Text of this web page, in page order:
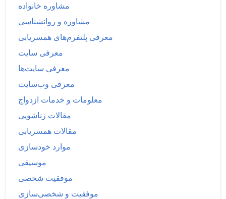
مشاوره خانواده
مشاوره و روانشناسی
معرفی پلتفرم‌های همسریابی
معرفی سایت
معرفی سایت‌ها
معرفی وب‌سایت
معلومات و خدمات ازدواج
مقالات زناشویی
مقالات همسریابی
موارد خودسازی
موسیقی
موفقیت شخصی
موفقیت و شخصی‌سازی